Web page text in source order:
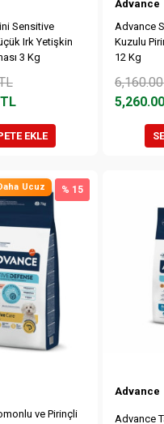
Sensitive
Irk Yetişkin
3 Kg
EKLE
Advance
Advance
Kuzulu
12 Kg
6,160.00
5,260.00
Ucuz
ve Pirinçli
% 15
Advance
Advance